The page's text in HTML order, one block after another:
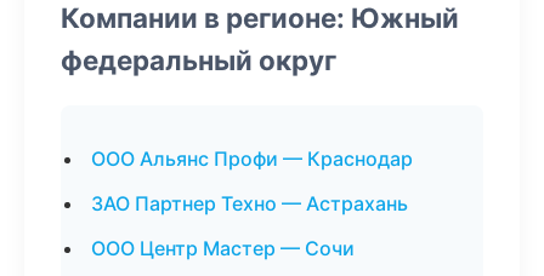
Компании в регионе: Южный
федеральный округ
ООО Альянс Профи — Краснодар
ЗАО Партнер Техно — Астрахань
ООО Центр Мастер — Сочи